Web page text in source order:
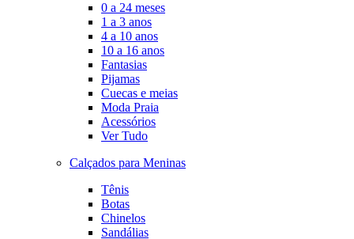
0 a 24 meses
1 a 3 anos
4 a 10 anos
10 a 16 anos
Fantasias
Pijamas
Cuecas e meias
Moda Praia
Acessórios
Ver Tudo
Calçados para Meninas
Tênis
Botas
Chinelos
Sandálias